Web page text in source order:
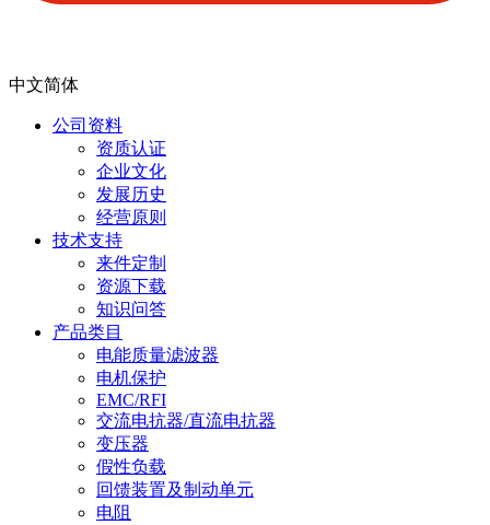
中文简体
公司资料
资质认证
企业文化
发展历史
经营原则
技术支持
来件定制
资源下载
知识问答
产品类目
电能质量滤波器
电机保护
EMC/RFI
交流电抗器/直流电抗器
变压器
假性负载
回馈装置及制动单元
电阻